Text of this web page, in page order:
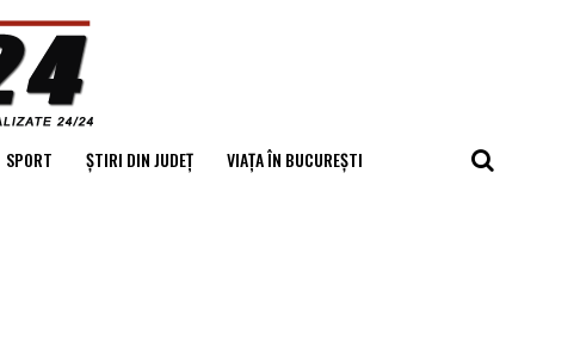
SPORT ȘTIRI DIN JUDEȚ VIAȚA ÎN BUCUREȘTI